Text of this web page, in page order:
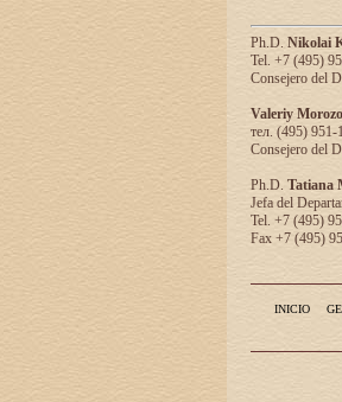
Ph.D. Nikolai
Tel. +7 (495)
Consejero del
Valeriy
тел. (495) 951-
Consejero del
Ph.D. Tatiana
Jefa del
Tel. +7 (495)
Fax +7 (495)
INICIO